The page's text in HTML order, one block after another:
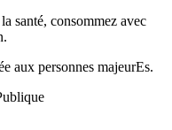
santé, consommez avec
aux personnes majeurEs.